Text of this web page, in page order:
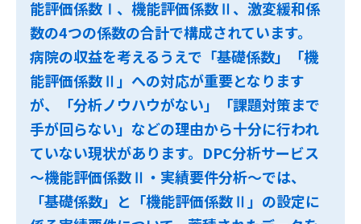
能評価係数Ⅰ、機能評価係数Ⅱ、激変緩和係
数の4つの係数の合計で構成されています。
病院の収益を考えるうえで「基礎係数」「機
能評価係数Ⅱ」への対応が重要となります
が、「分析ノウハウがない」「課題対策まで
手が回らない」などの理由から十分に行われ
ていない現状があります。DPC分析サービス
～機能評価係数Ⅱ・実績要件分析～では、
「基礎係数」と「機能評価係数Ⅱ」の設定に